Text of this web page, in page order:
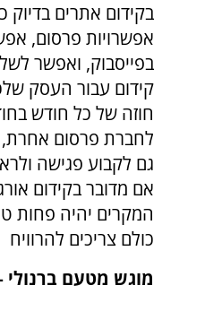
בקידום אתרים בדיוק
אפשרויות פרסום,
בפייסבוק, ואפשר
קידום עבור העסק
חוזה של כל חודש
לחברת פרסום אחרת,
גם לקבוע פגישה
אם מדובר בקידום
המקרים יהיה פחות
כולם צריכים להרוויח
מוגש מטעם